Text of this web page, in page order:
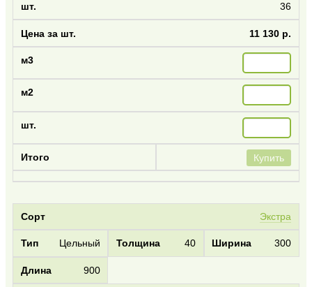
36
11 130 р.
Купить
Экстра
Цельный 40 300
900